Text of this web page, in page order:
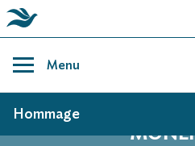
content
Menu
AVIS DE DÉCÈS
Hommage